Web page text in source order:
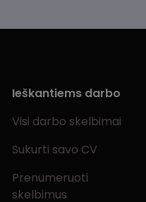
Ieškantiems darbo
Visi darbo skelbimai
Sukurti savo CV
Prenumeruoti
skelbimus